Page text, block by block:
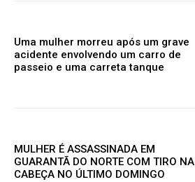
Grátis
Acesso a comentários
Nóticias exclusivas
Uma mulher morreu após um grave
acidente envolvendo um carro de
passeio e uma carreta tanque
MULHER É ASSASSINADA EM
GUARANTÃ DO NORTE COM TIRO NA
CABEÇA NO ÚLTIMO DOMINGO